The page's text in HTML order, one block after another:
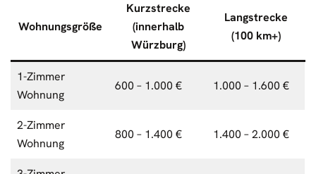
Wohnungsgröße
Kurzstrecke
(innerhalb
Würzburg)
Langstrecke
(100 km+)
1-Zimmer
Wohnung
600 – 1.000 € 1.000 – 1.600 €
2-Zimmer
Wohnung
800 – 1.400 € 1.400 – 2.000 €